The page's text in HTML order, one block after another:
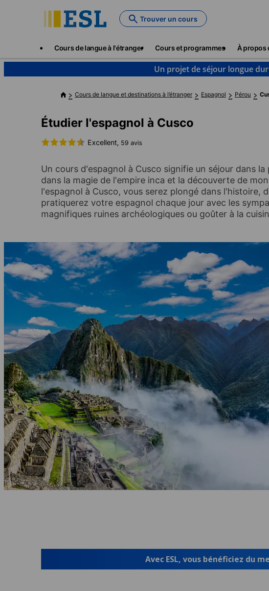
Trouver un cours
Cours de langue à l'étranger Cours et programmes À propos
Un projet de séjour longue
Cours de langue et destinations à l’étranger Espagnol Pérou
Étudier l'espagnol à Cusco
Excellent, 59 avis
Un cours d'espagnol à Cusco signifie un séjour dans
dans la magie de l'empire inca et la découverte de
l'espagnol à Cusco, vous serez plongé dans l'histoire,
pratiquerez votre espagnol chaque jour avec les
magnifiques ruines archéologiques ou goûter à la
Avec ESL, vous bénéficiez du